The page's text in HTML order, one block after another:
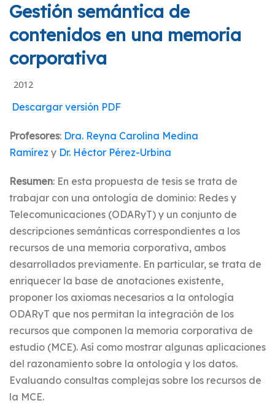
Gestión semántica de
contenidos en una memoria
corporativa
2012
Descargar versión PDF
Profesores: Dra. Reyna Carolina Medina
Ramírez y Dr. Héctor Pérez-Urbina
Resumen: En esta propuesta de tesis se trata de
trabajar con una ontología de dominio: Redes y
Telecomunicaciones (ODARyT) y un conjunto de
descripciones semánticas correspondientes a los
recursos de una memoria corporativa, ambos
desarrollados previamente. En particular, se trata de
enriquecer la base de anotaciones existente,
proponer los axiomas necesarios a la ontología
ODARyT que nos permitan la integración de los
recursos que componen la memoria corporativa de
estudio (MCE). Así como mostrar algunas aplicaciones
del razonamiento sobre la ontología y los datos.
Evaluando consultas complejas sobre los recursos de
la MCE.